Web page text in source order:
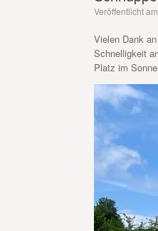
Veröffentlicht am
Vielen Dank
Schnelligkeit
Platz im